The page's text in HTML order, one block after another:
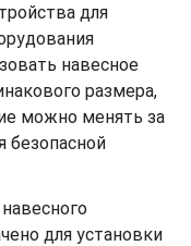
для
навесное
размера,
можно менять за
безопасной
для установки